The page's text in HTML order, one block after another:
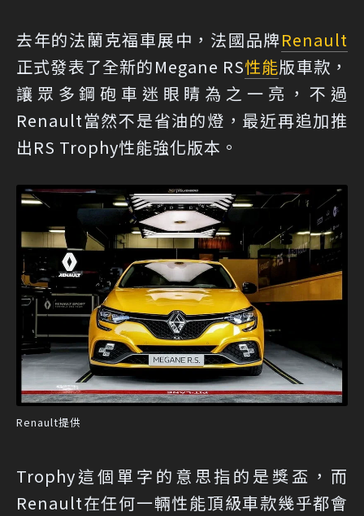
去年的法蘭克福車展中，法國品牌Renault
正式發表了全新的Megane RS性能版車款，
讓眾多鋼砲車迷眼睛為之一亮，不過
Renault當然不是省油的燈，最近再追加推
出RS Trophy性能強化版本。
Renault提供
Trophy這個單字的意思指的是獎盃，而
Renault在任何一輛性能頂級車款幾乎都會